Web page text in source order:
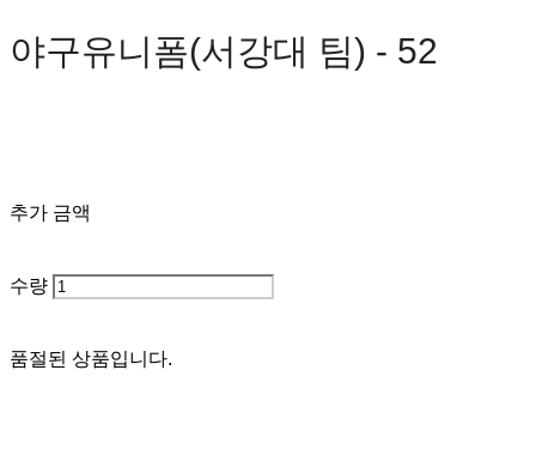
야구유니폼(서강대 팀) - 52
추가 금액
수량
품절된 상품입니다.